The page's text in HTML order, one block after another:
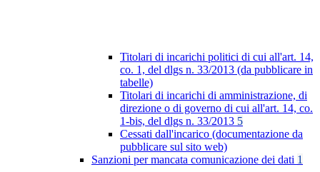
Titolari di incarichi politici di cui all'art. 14,
co. 1, del dlgs n. 33/2013 (da pubblicare in
tabelle)
Titolari di incarichi di amministrazione, di
direzione o di governo di cui all'art. 14, co.
1-bis, del dlgs n. 33/2013 5
Cessati dall'incarico (documentazione da
pubblicare sul sito web)
Sanzioni per mancata comunicazione dei dati 1